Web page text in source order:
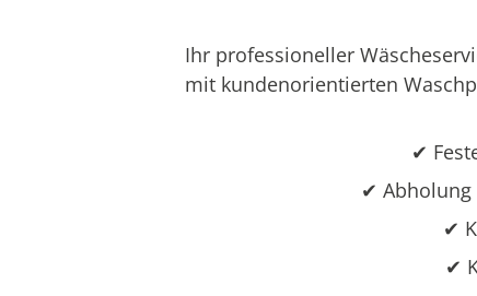
Ihr professioneller
mit kundenorientierten
✔
✔ Abholung
✔
✔